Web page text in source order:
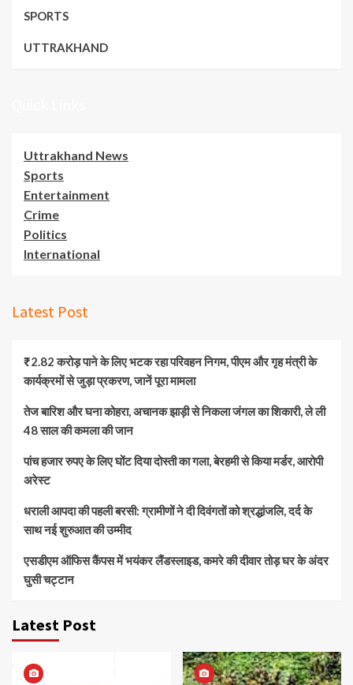
SPORTS
UTTRAKHAND
Uttrakhand News
Sports
Entertainment
Crime
Politics
International
Latest Post
₹2.82 करोड़ पाने के लिए भटक रहा परिवहन निगम, पीएम और गृह मंत्री के
कार्यक्रमों से जुड़ा प्रकरण, जानें पूरा मामला
तेज बारिश और घना कोहरा, अचानक झाड़ी से निकला जंगल का शिकारी, ले ली
48 साल की कमला की जान
पांच हजार रुपए के लिए घोंट दिया दोस्ती का गला, बेरहमी से किया मर्डर, आरोपी
अरेस्ट
धराली आपदा की पहली बरसी: ग्रामीणों ने दी दिवंगतों को श्रद्धांजलि, दर्द के
साथ नई शुरुआत की उम्मीद
एसडीएम ऑफिस कैंपस में भयंकर लैंडस्लाइड, कमरे की दीवार तोड़ घर के अंदर
घुसी चट्टान
Latest Post